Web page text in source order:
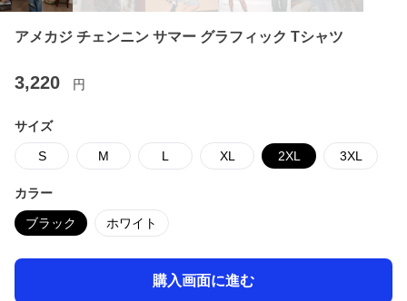
アメカジ チェンニン サマー グラフィック Tシャツ
3,220 円
サイズ
S M L XL 2XL 3XL
カラー
ブラック ホワイト
購入画面に進む